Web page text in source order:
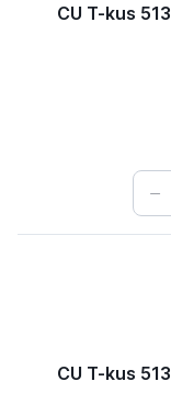
CU T-kus
CU T-kus